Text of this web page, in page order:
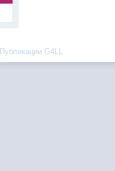
Публикации G4LL